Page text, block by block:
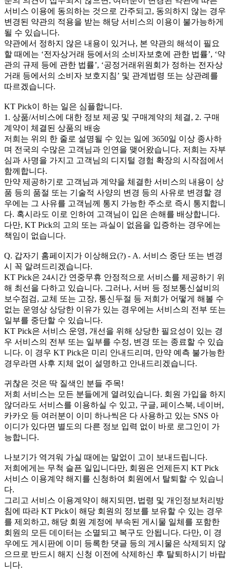
서비스 이용에 동의하는 것으로 간주되고, 동의하지 않는 경우
변경된 약관의 적용을 받는 해당 서비스의 이용이 불가능하게
될 수 있습니다.
약관에서 정하지 않은 내용이 있거나, 본 약관의 해석이 필요
할 때에는 ‘전자상거래 등에서의 소비자보호에 관한 법률’, ‘약
관의 규제 등에 관한 법률’, ‘공정거래위원회가 정하는 전자상
거래 등에서의 소비자 보호지침’ 및 관계법령 또는 상관례를
따르겠습니다.
KT Pick이 하는 일은 심플합니다.
1. 상품/서비스에 대한 정보 제공 및 구매계약의 체결, 2. 구매
계약이 체결된 상품의 배송
저희는 위의 한 줄로 설명될 수 있는 일에 3650일 이상 종사하
며 전국의 수많은 고객님과 인연을 맺어왔습니다. 저희는 자부
심과 사명을 가지고 고객님의 디지털 경험 확장의 시작점에서
함께합니다.
만약 제공하기로 고객님과 계약을 체결한 서비스의 내용이 상
품 등의 품절 또는 기술적 사양의 변경 등의 사유로 변경할 경
우에는 그 사유를 고객님께 통지 가능한 주소로 즉시 통지합니
다. 혹시라도 이로 인하여 고객님이 입은 손해를 배상합니다.
다만, KT Pick의 고의 또는 과실이 없음을 입증하는 경우에는
책임이 없습니다.
Q. 갑자기 홈페이지가 이상해요(?) - A. 서비스 중단 또는 변경
시 꼭 알려드리겠습니다.
KT Pick은 24시간 연중무휴 안정적으로 서비스를 제공하기 위
해 최선을 다하고 있습니다. 그러나, 서버 등 정보통신설비의
보수점검, 교체 또는 고장, 통신두절 등 저희가 어떻게 해볼 수
없는 운영상 상당한 이유가 있는 경우에는 서비스의 전부 또는
일부를 중단할 수 있습니다.
KT Pick은 서비스 운영, 개선을 위해 상당한 필요성이 있는 경
우 서비스의 전부 또는 일부를 수정, 변경 또는 종료할 수 있습
니다. 이 경우 KT Pick은 미리 안내드리며, 만약 예측 불가능한
경우라면 사후 지체 없이 설명하고 안내드리겠습니다.
귀찮은 것은 딱 질색인 분들 주목!
저희 서비스는 모든 분들에게 열려있습니다. 회원 가입을 하지
않더라도 서비스를 이용하실 수 있고, 구글, 페이스북, 네이버,
카카오 등 여러분이 이미 하나씩은 다 사용하고 있는 SNS 아
이디가 있다면 별도의 다른 정보 입력 없이 바로 로그인이 가
능합니다.
나보기가 역겨워 가실 때에는 말없이 고이 보내드립니다.
저희에게는 무척 슬픈 일입니다만, 회원은 언제든지 KT Pick
서비스 이용계약 해지를 신청하여 회원에서 탈퇴할 수 있습니
다.
그리고 서비스 이용계약이 해지되면, 법령 및 개인정보처리방
침에 따라 KT Pick이 해당 회원의 정보를 보유할 수 있는 경우
를 제외하고, 해당 회원 계정에 부속된 게시물 일체를 포함한
회원의 모든 데이터는 소멸되고 복구도 안됩니다. 다만, 이 경
우에도 게시판에 이미 등록한 댓글 등의 게시물은 삭제되지 않
으므로 반드시 해지 신청 이전에 삭제하신 후 탈퇴하시기 바랍
니다.